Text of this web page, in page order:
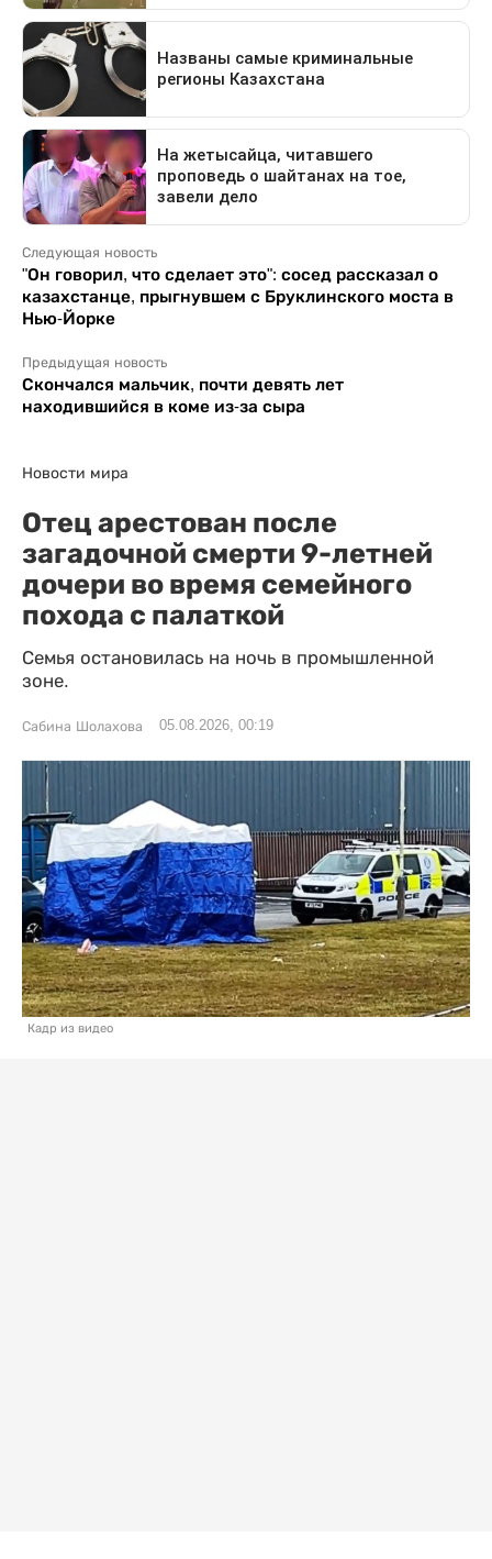
Следующая новость
"Он говорил, что сделает это": сосед рассказал о
казахстанце, прыгнувшем с Бруклинского моста в
Нью-Йорке
Предыдущая новость
Скончался мальчик, почти девять лет
находившийся в коме из-за сыра
Новости мира
Отец арестован после
загадочной смерти 9-летней
дочери во время семейного
похода с палаткой
Семья остановилась на ночь в промышленной
зоне.
Сабина Шолахова 05.08.2026, 00:19
Кадр из видео